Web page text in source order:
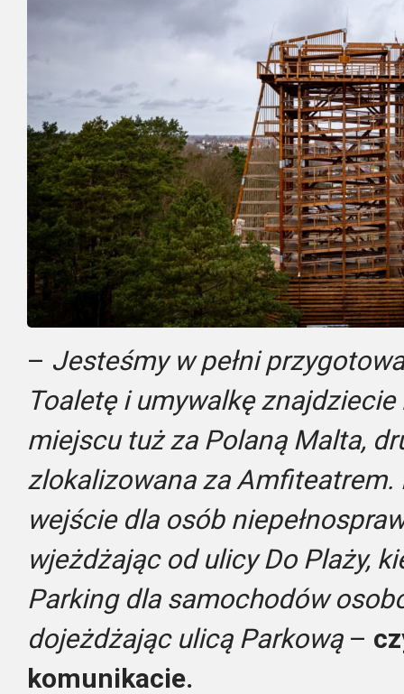
– Jesteśmy w pełni
Toaletę i umywalkę
miejscu tuż za Polaną Malta,
zlokalizowana za
wejście dla osób
wjeżdżając od ulicy Do Plaży,
Parking dla samochodów
dojeżdżając ulicą Parkową–
komunikacie.